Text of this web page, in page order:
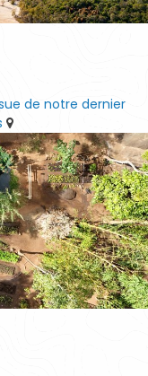
de notre dernier